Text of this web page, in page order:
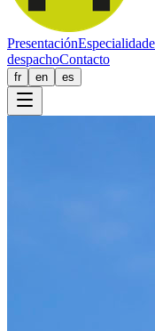
Presentación
despachoContacto
fr en es